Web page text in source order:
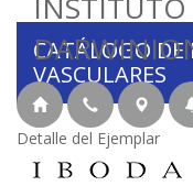
CATÁLOGO DE
VASCULARES
Detalle del Ejemplar